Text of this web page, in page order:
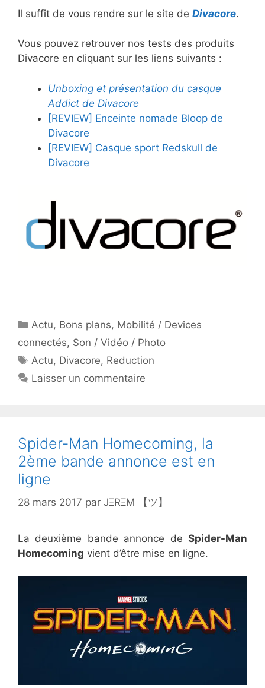
Il suffit de vous rendre sur le site de Divacore.
Vous pouvez retrouver nos tests des produits
Divacore en cliquant sur les liens suivants :
Unboxing et présentation du casque
Addict de Divacore
[REVIEW] Enceinte nomade Bloop de
Divacore
[REVIEW] Casque sport Redskull de
Divacore
Catégories
Actu, Bons plans, Mobilité / Devices
connectés, Son / Vidéo / Photo
Étiquettes
Actu, Divacore, Reduction
Laisser un commentaire
Spider-Man Homecoming, la
2ème bande annonce est en
ligne
28 mars 2017 par JΞRΞM 【ツ】
La deuxième bande annonce de Spider-Man
Homecoming vient d’être mise en ligne.